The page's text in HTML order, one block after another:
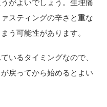
がよいでしょう。生理痛
スティングの辛さと重な
う可能性があります。
いるタイミングなので、
戻ってから始めるとよい